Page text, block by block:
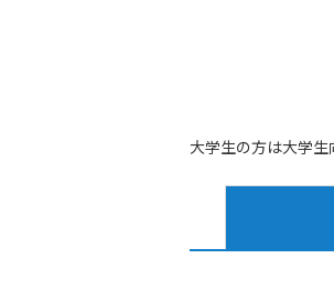
大学生の方は大学